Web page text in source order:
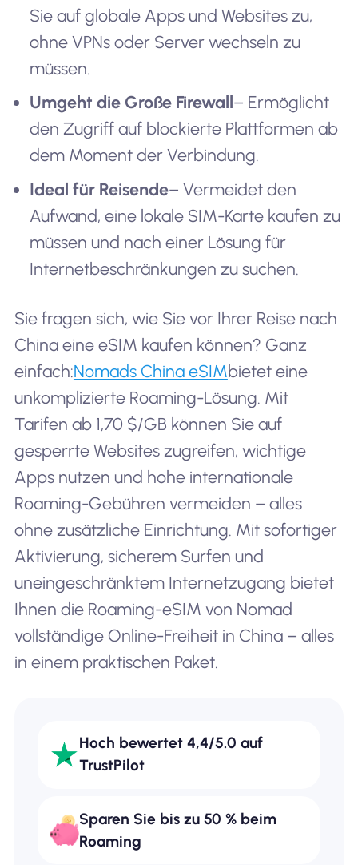
Sie auf globale Apps und Websites zu,
ohne VPNs oder Server wechseln zu
müssen.
Umgeht die Große Firewall – Ermöglicht
den Zugriff auf blockierte Plattformen ab
dem Moment der Verbindung.
Ideal für Reisende– Vermeidet den
Aufwand, eine lokale SIM-Karte kaufen zu
müssen und nach einer Lösung für
Internetbeschränkungen zu suchen.
Sie fragen sich, wie Sie vor Ihrer Reise nach
China eine eSIM kaufen können? Ganz
einfach:Nomads China eSIMbietet eine
unkomplizierte Roaming-Lösung. Mit
Tarifen ab 1,70 $/GB können Sie auf
gesperrte Websites zugreifen, wichtige
Apps nutzen und hohe internationale
Roaming-Gebühren vermeiden – alles
ohne zusätzliche Einrichtung. Mit sofortiger
Aktivierung, sicherem Surfen und
uneingeschränktem Internetzugang bietet
Ihnen die Roaming-eSIM von Nomad
vollständige Online-Freiheit in China – alles
in einem praktischen Paket.
Hoch bewertet 4,4/5.0 auf
TrustPilot
Sparen Sie bis zu 50 % beim
Roaming